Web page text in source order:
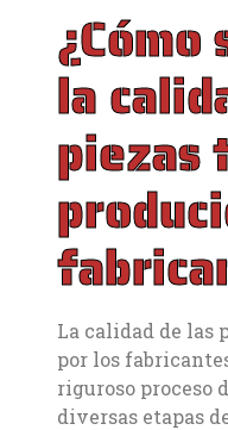
¿Cómo
la
piezas
La calidad de las
por los
riguroso proceso
diversas etapas